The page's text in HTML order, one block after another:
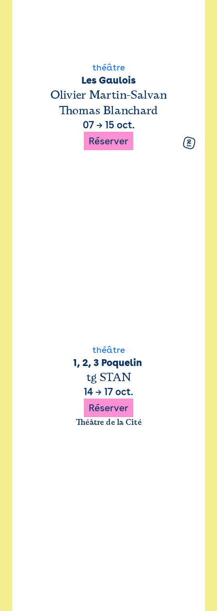
théâtre
Les Gaulois
Olivier Martin-Salvan
Thomas Blanchard
07→ 15 oct.
Réserver
théâtre
1, 2, 3 Poquelin
tg STAN
14 → 17 oct.
Réserver
Théâtre de la Cité